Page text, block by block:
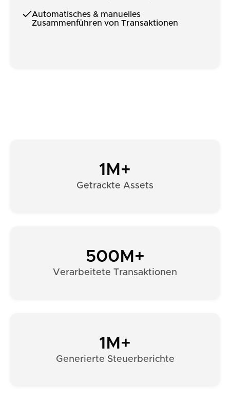
Automatisches & manuelles
Zusammenführen von Transaktionen
1M+
Getrackte Assets
500M+
Verarbeitete Transaktionen
1M+
Generierte Steuerberichte